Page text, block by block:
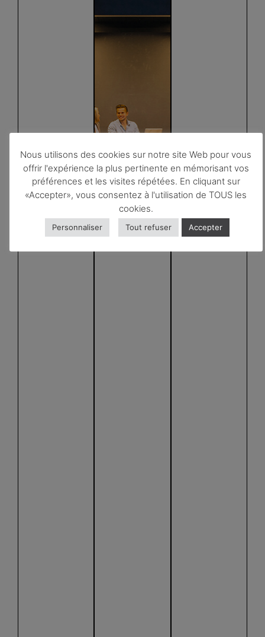
Nous utilisons des cookies sur notre site Web pour vous
offrir l'expérience la plus pertinente en mémorisant vos
préférences et les visites répétées. En cliquant sur
«Accepter», vous consentez à l'utilisation de TOUS les
cookies.
Personnaliser Tout refuser Accepter